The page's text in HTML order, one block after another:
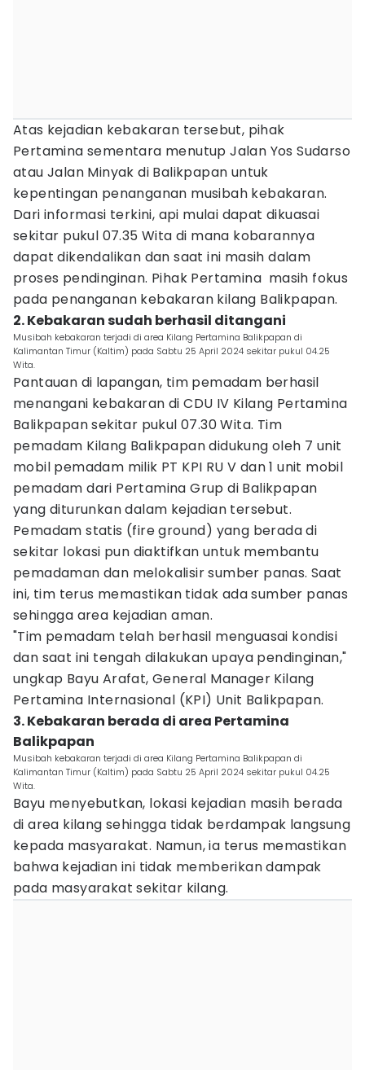
Atas kejadian kebakaran tersebut, pihak
Pertamina sementara menutup Jalan Yos Sudarso
atau Jalan Minyak di Balikpapan untuk
kepentingan penanganan musibah kebakaran.
Dari informasi terkini, api mulai dapat dikuasai
sekitar pukul 07.35 Wita di mana kobarannya
dapat dikendalikan dan saat ini masih dalam
proses pendinginan. Pihak Pertamina masih fokus
pada penanganan kebakaran kilang Balikpapan.
2. Kebakaran sudah berhasil ditangani
Musibah kebakaran terjadi di area Kilang Pertamina Balikpapan di
Kalimantan Timur (Kaltim) pada Sabtu 25 April 2024 sekitar pukul 04.25
Wita.
Pantauan di lapangan, tim pemadam berhasil
menangani kebakaran di CDU IV Kilang Pertamina
Balikpapan sekitar pukul 07.30 Wita. Tim
pemadam Kilang Balikpapan didukung oleh 7 unit
mobil pemadam milik PT KPI RU V dan 1 unit mobil
pemadam dari Pertamina Grup di Balikpapan
yang diturunkan dalam kejadian tersebut.
Pemadam statis (fire ground) yang berada di
sekitar lokasi pun diaktifkan untuk membantu
pemadaman dan melokalisir sumber panas. Saat
ini, tim terus memastikan tidak ada sumber panas
sehingga area kejadian aman.
"Tim pemadam telah berhasil menguasai kondisi
dan saat ini tengah dilakukan upaya pendinginan,"
ungkap Bayu Arafat, General Manager Kilang
Pertamina Internasional (KPI) Unit Balikpapan.
3. Kebakaran berada di area Pertamina
Balikpapan
Musibah kebakaran terjadi di area Kilang Pertamina Balikpapan di
Kalimantan Timur (Kaltim) pada Sabtu 25 April 2024 sekitar pukul 04.25
Wita.
Bayu menyebutkan, lokasi kejadian masih berada
di area kilang sehingga tidak berdampak langsung
kepada masyarakat. Namun, ia terus memastikan
bahwa kejadian ini tidak memberikan dampak
pada masyarakat sekitar kilang.